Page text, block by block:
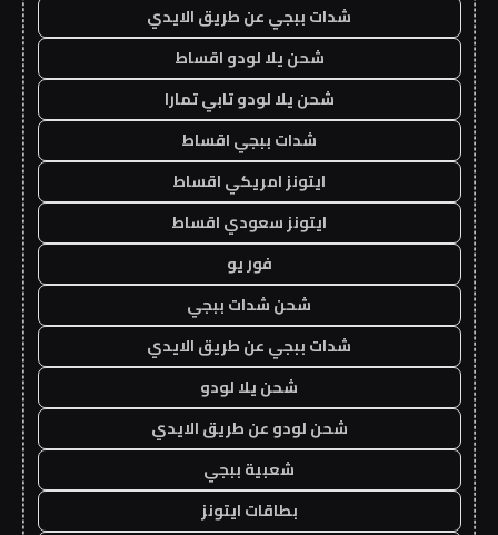
شدات ببجي عن طريق الايدي
شحن يلا لودو اقساط
شحن يلا لودو تابي تمارا
شدات ببجي اقساط
ايتونز امريكي اقساط
ايتونز سعودي اقساط
فور يو
شحن شدات ببجي
شدات ببجي عن طريق الايدي
شحن يلا لودو
شحن لودو عن طريق الايدي
شعبية ببجي
بطاقات ايتونز